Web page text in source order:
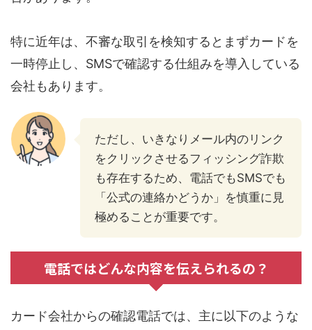
特に近年は、不審な取引を検知するとまずカードを
一時停止し、SMSで確認する仕組みを導入している
会社もあります。
ただし、いきなりメール内のリンク
をクリックさせるフィッシング詐欺
も存在するため、電話でもSMSでも
「公式の連絡かどうか」を慎重に見
極めることが重要です。
電話ではどんな内容を伝えられるの？
カード会社からの確認電話では、主に以下のような